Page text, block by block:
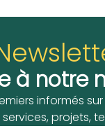
à notre
informés
projets,